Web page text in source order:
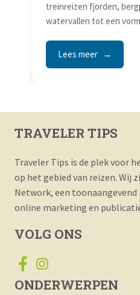
treinreizen fjorden,
watervallen tot een vorm
Lees meer
TRAVELER TIPS
Traveler Tips is de plek voor
op het gebied van reizen. Wij
Network, een
online marketing en
VOLG ONS
ONDERWERPEN